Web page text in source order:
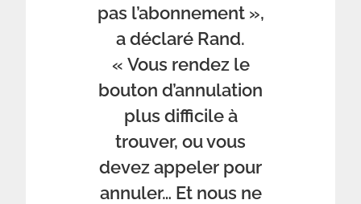
pas l’abonnement »,
a déclaré Rand.
« Vous rendez le
bouton d’annulation
plus difficile à
trouver, ou vous
devez appeler pour
annuler… Et nous ne